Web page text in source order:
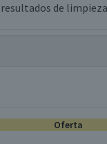
de
Oferta